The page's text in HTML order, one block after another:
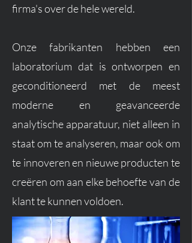
firma's over de hele wereld.
Onze fabrikanten hebben een
laboratorium dat is ontworpen en
geconditioneerd met de meest
moderne en geavanceerde
analytische apparatuur, niet alleen in
staat om te analyseren, maar ook om
te innoveren en nieuwe producten te
creëren om aan elke behoefte van de
klant te kunnen voldoen.